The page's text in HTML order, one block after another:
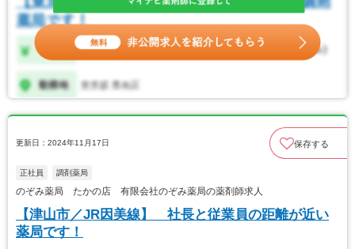
更新日：2024年11月17日 保存する
正社員 調剤薬局
のぞみ薬局 たかの店 有限会社のぞみ薬局の薬剤師求人
【津山市／JR因美線】 社長と従業員の距離が近い
薬局です！